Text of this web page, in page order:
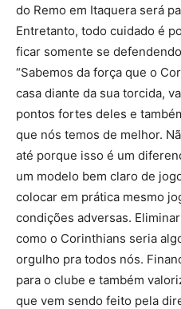
do Remo em Itaquera será
Entretanto, todo cuidado é
ficar somente se
“Sabemos da força que o
casa diante da sua torcida,
pontos fortes deles e
que nós temos de melhor.
até porque isso é um
um modelo bem claro de
colocar em prática mesmo
condições adversas.
como o Corinthians seria
orgulho pra todos nós.
para o clube e também
que vem sendo feito pela